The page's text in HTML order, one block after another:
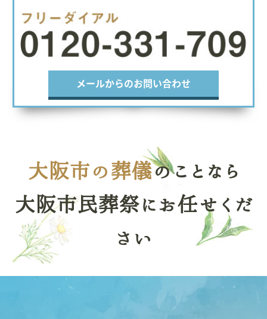
メールからのお問い合わせ
大阪市の葬儀のことなら
大阪市民葬祭にお任せくだ
さい